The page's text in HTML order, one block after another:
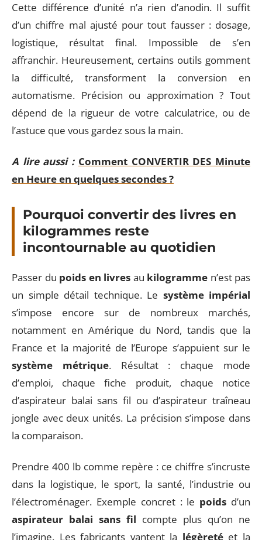
Cette différence d’unité n’a rien d’anodin. Il suffit
d’un chiffre mal ajusté pour tout fausser : dosage,
logistique, résultat final. Impossible de s’en
affranchir. Heureusement, certains outils gomment
la difficulté, transforment la conversion en
automatisme. Précision ou approximation ? Tout
dépend de la rigueur de votre calculatrice, ou de
l’astuce que vous gardez sous la main.
A lire aussi : Comment CONVERTIR DES Minute
en Heure en quelques secondes ?
Pourquoi convertir des livres en
kilogrammes reste
incontournable au quotidien
Passer du poids en livres au kilogramme n’est pas
un simple détail technique. Le système impérial
s’impose encore sur de nombreux marchés,
notamment en Amérique du Nord, tandis que la
France et la majorité de l’Europe s’appuient sur le
système métrique. Résultat : chaque mode
d’emploi, chaque fiche produit, chaque notice
d’aspirateur balai sans fil ou d’aspirateur traîneau
jongle avec deux unités. La précision s’impose dans
la comparaison.
Prendre 400 lb comme repère : ce chiffre s’incruste
dans la logistique, le sport, la santé, l’industrie ou
l’électroménager. Exemple concret : le poids d’un
aspirateur balai sans fil compte plus qu’on ne
l’imagine. Les fabricants vantent la légèretéet la